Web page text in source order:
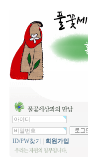
ID/PW찾기 회원가입